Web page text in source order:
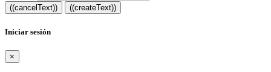
((cancelText)) ((createText))
Iniciar sesión
×